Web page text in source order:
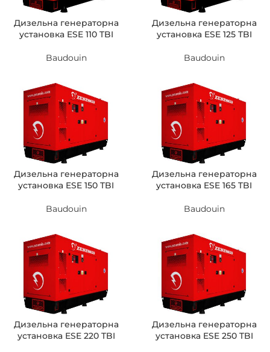
Дизельна генераторна
установка ESE 110 TBI
Baudouin
Дизельна генераторна
установка ESE 125 TBI
Baudouin
Дизельна генераторна
установка ESE 150 TBI
Baudouin
Дизельна генераторна
установка ESE 165 TBI
Baudouin
Дизельна генераторна
установка ESE 220 TBI
Дизельна генераторна
установка ESE 250 TBI